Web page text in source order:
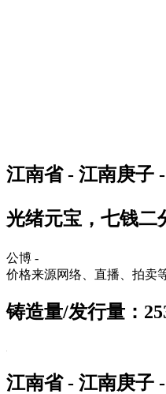
江南省 - 江南庚子
光绪元宝，七钱二
公博 -
价格来源网络、直播、拍卖
铸造量/发行量：
江南省 - 江南庚子